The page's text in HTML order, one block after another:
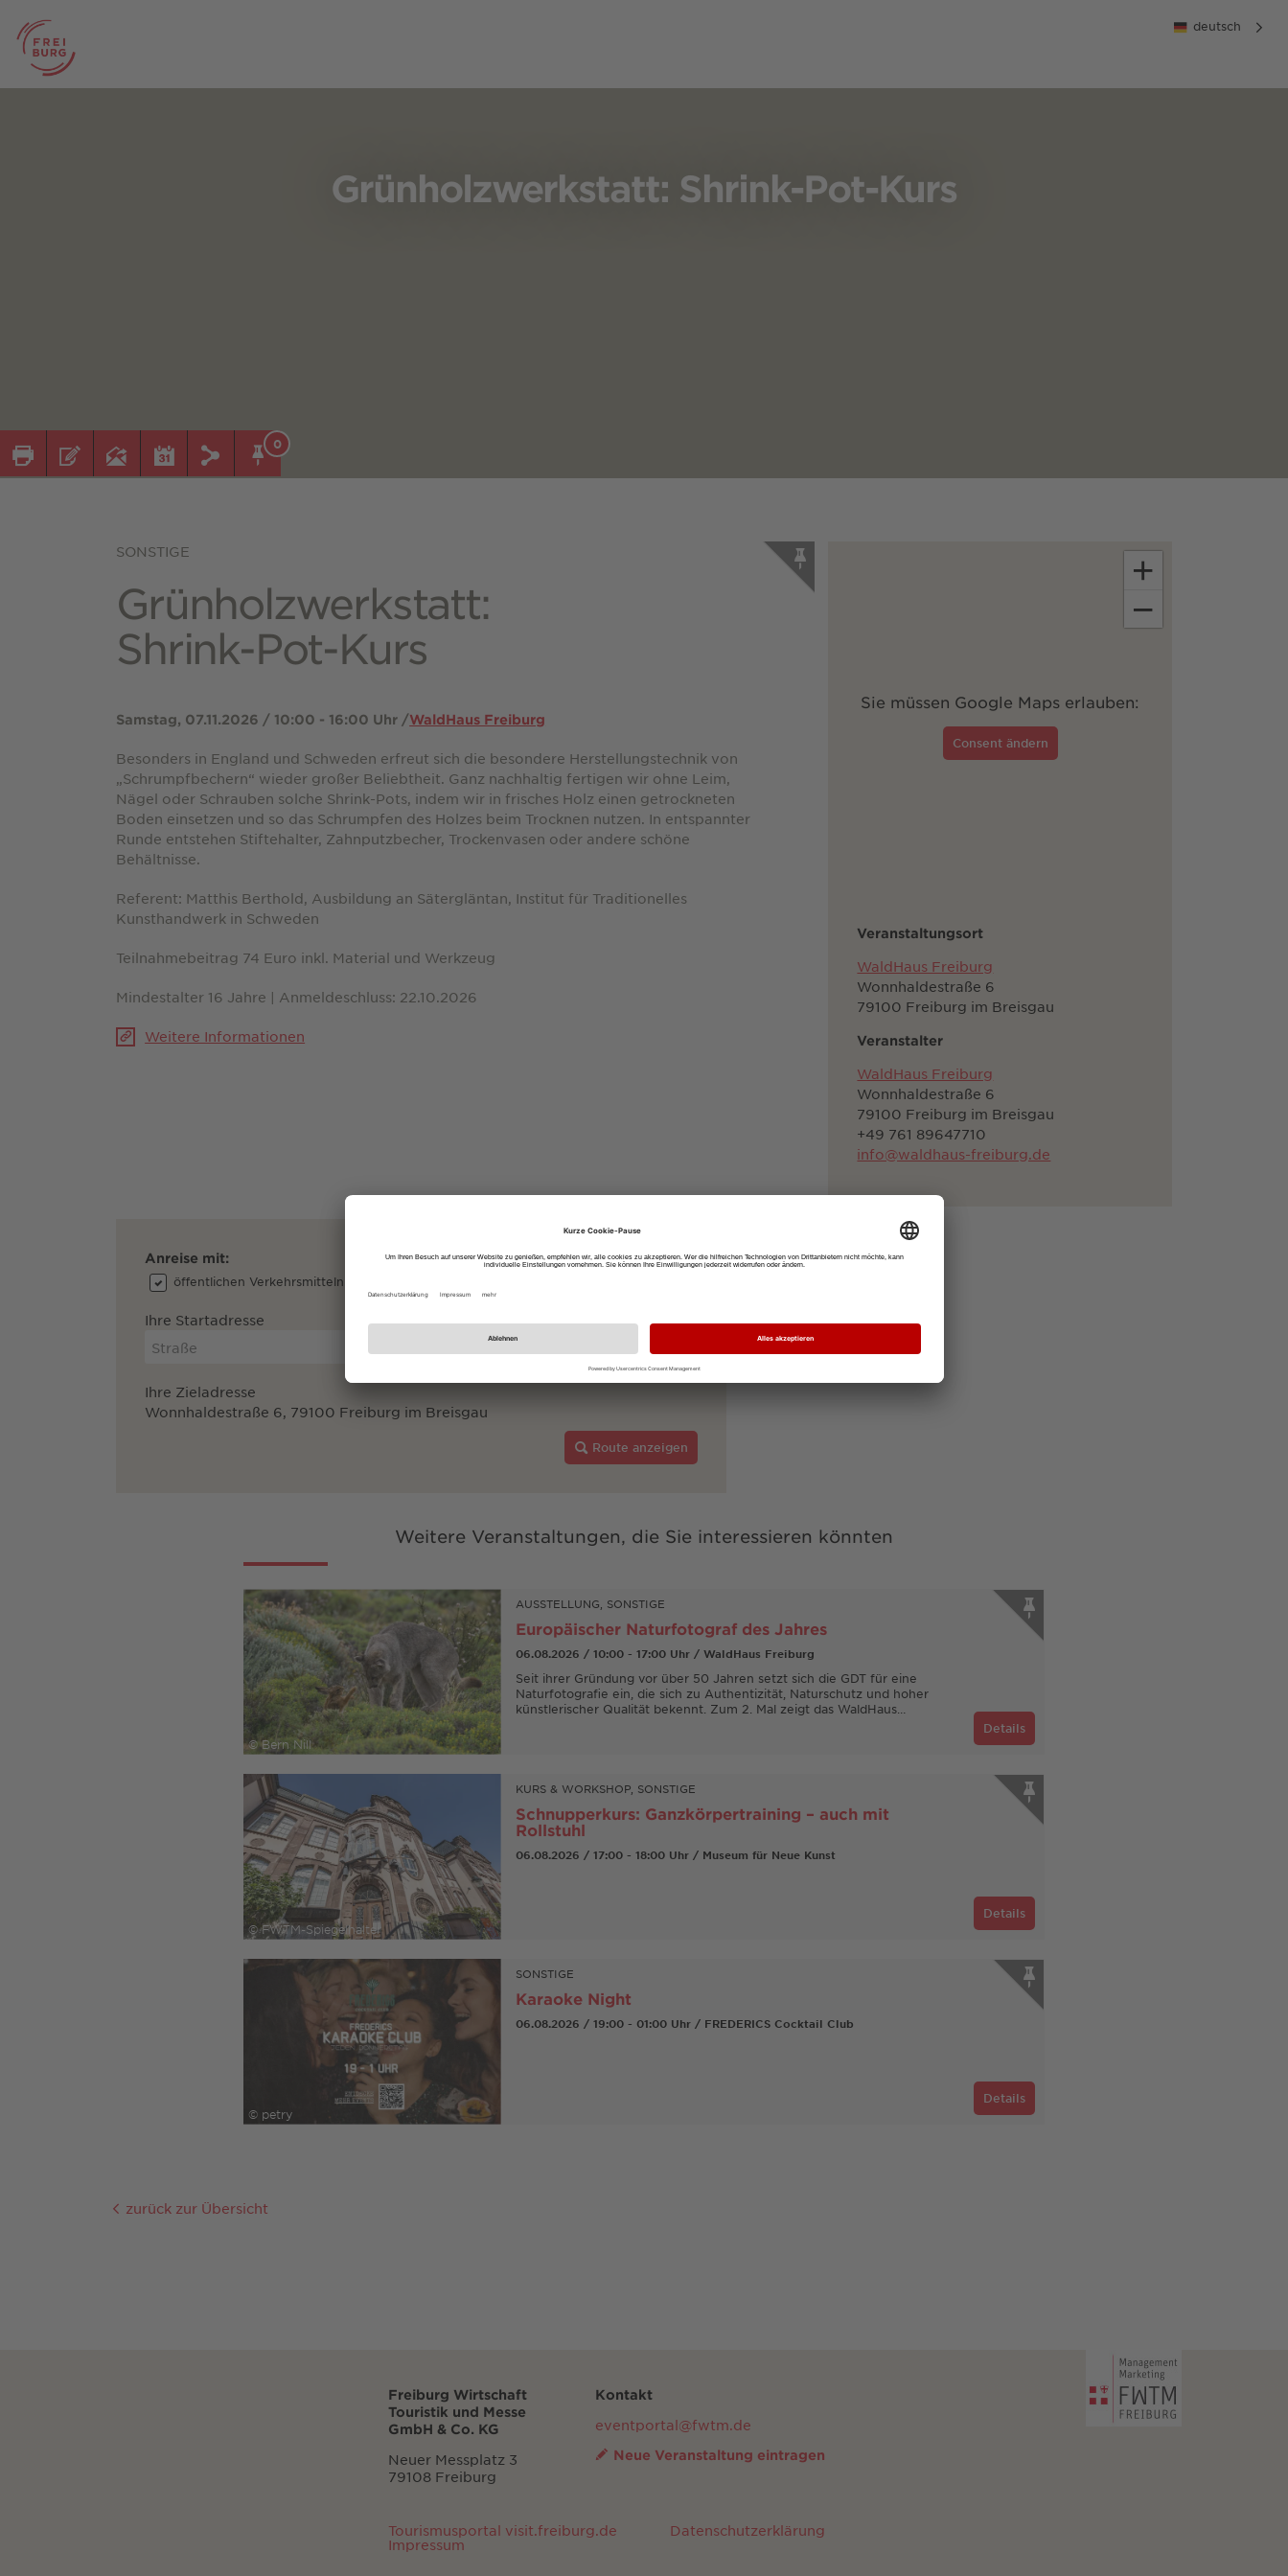
deutsch
Grünholzwerkstatt: Shrink-Pot-Kurs
0
SONSTIGE
Grünholzwerkstatt:
Shrink-Pot-Kurs
Samstag, 07.11.2026 / 10:00 - 16:00 Uhr /WaldHaus Freiburg
Besonders in England und Schweden erfreut sich die besondere Herstellungstechnik von
„Schrumpfbechern“ wieder großer Beliebtheit. Ganz nachhaltig fertigen wir ohne Leim,
Nägel oder Schrauben solche Shrink-Pots, indem wir in frisches Holz einen getrockneten
Boden einsetzen und so das Schrumpfen des Holzes beim Trocknen nutzen. In entspannter
Runde entstehen Stiftehalter, Zahnputzbecher, Trockenvasen oder andere schöne
Behältnisse.
Referent: Matthis Berthold, Ausbildung an Sätergläntan, Institut für Traditionelles
Kunsthandwerk in Schweden
Teilnahmebeitrag 74 Euro inkl. Material und Werkzeug
Mindestalter 16 Jahre | Anmeldeschluss: 22.10.2026
Weitere Informationen
Sie müssen Google Maps erlauben:
Consent ändern
+
−
Veranstaltungsort
WaldHaus Freiburg
Wonnhaldestraße 6
79100 Freiburg im Breisgau
Veranstalter
WaldHaus Freiburg
Wonnhaldestraße 6
79100 Freiburg im Breisgau
+49 761 89647710
info@waldhaus-freiburg.de
Anreise mit:
öffentlichen Verkehrsmitteln
Ihre Startadresse
Ihre Zieladresse
Wonnhaldestraße 6, 79100 Freiburg im Breisgau
Route anzeigen
Weitere Veranstaltungen, die Sie interessieren könnten
© Bern Nill
AUSSTELLUNG, SONSTIGE
Europäischer Naturfotograf des Jahres
06.08.2026 / 10:00 - 17:00 Uhr / WaldHaus Freiburg
Seit ihrer Gründung vor über 50 Jahren setzt sich die GDT für eine
Naturfotografie ein, die sich zu Authentizität, Naturschutz und hoher
künstlerischer Qualität bekennt. Zum 2. Mal zeigt das WaldHaus…
Details
© FWTM-Spiegelhalter
KURS & WORKSHOP, SONSTIGE
Schnupperkurs: Ganzkörpertraining – auch mit
Rollstuhl
06.08.2026 / 17:00 - 18:00 Uhr / Museum für Neue Kunst
Details
© petry
SONSTIGE
Karaoke Night
06.08.2026 / 19:00 - 01:00 Uhr / FREDERICS Cocktail Club
Details
zurück zur Übersicht
Freiburg Wirtschaft
Touristik und Messe
GmbH & Co. KG
Neuer Messplatz 3
79108 Freiburg
Kontakt
eventportal@fwtm.de
Neue Veranstaltung eintragen
Tourismusportal visit.freiburg.de
Datenschutzerklärung
Impressum